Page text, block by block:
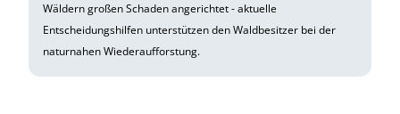
Wäldern großen Schaden angerichtet - aktuelle
Entscheidungshilfen unterstützen den Waldbesitzer bei der
naturnahen Wiederaufforstung.